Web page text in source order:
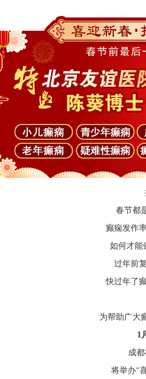
春节都
癫痫发作
如何才能
过年前
快过年了
为帮助广大
1
成
将举办“